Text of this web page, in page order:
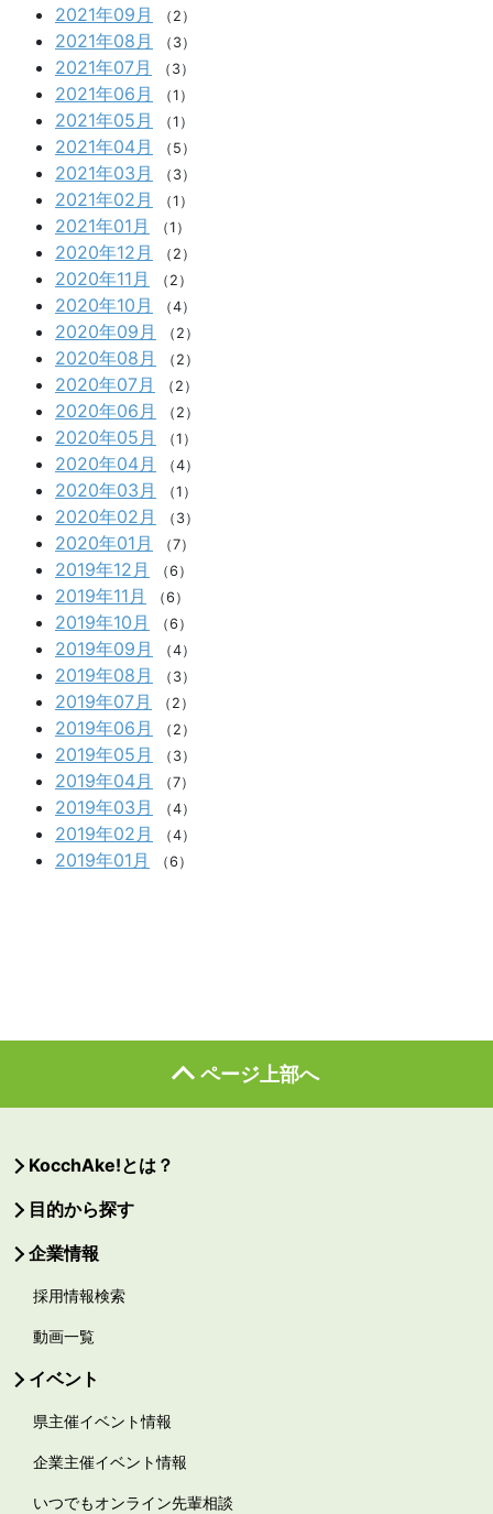
2021年09月 （2）
2021年08月 （3）
2021年07月 （3）
2021年06月 （1）
2021年05月 （1）
2021年04月 （5）
2021年03月 （3）
2021年02月 （1）
2021年01月 （1）
2020年12月 （2）
2020年11月 （2）
2020年10月 （4）
2020年09月 （2）
2020年08月 （2）
2020年07月 （2）
2020年06月 （2）
2020年05月 （1）
2020年04月 （4）
2020年03月 （1）
2020年02月 （3）
2020年01月 （7）
2019年12月 （6）
2019年11月 （6）
2019年10月 （6）
2019年09月 （4）
2019年08月 （3）
2019年07月 （2）
2019年06月 （2）
2019年05月 （3）
2019年04月 （7）
2019年03月 （4）
2019年02月 （4）
2019年01月 （6）
ページ上部へ
KocchAke!とは？
目的から探す
企業情報
採用情報検索
動画一覧
イベント
県主催イベント情報
企業主催イベント情報
いつでもオンライン先輩相談